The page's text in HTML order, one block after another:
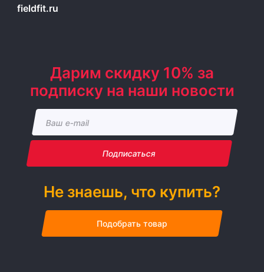
fieldfit.ru
Дарим скидку 10% за
подписку на наши новости
Подписаться
Не знаешь, что купить?
Подобрать товар